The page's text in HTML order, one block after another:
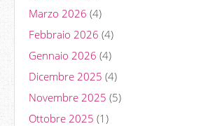
Marzo 2026 (4)
Febbraio 2026 (4)
Gennaio 2026 (4)
Dicembre 2025 (4)
Novembre 2025 (5)
Ottobre 2025 (1)